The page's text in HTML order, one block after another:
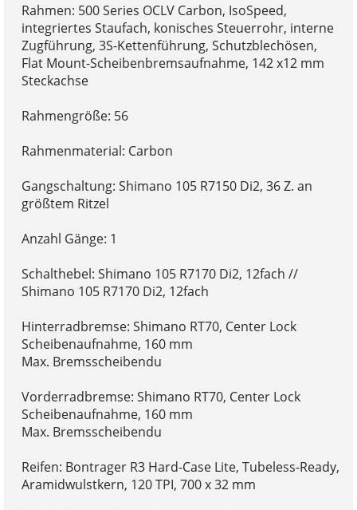
Rahmen: 500 Series OCLV Carbon, IsoSpeed,
integriertes Staufach, konisches Steuerrohr, interne
Zugführung, 3S-Kettenführung, Schutzblechösen,
Flat Mount-Scheibenbremsaufnahme, 142 x12 mm
Steckachse
Rahmengröße: 56
Rahmenmaterial: Carbon
Gangschaltung: Shimano 105 R7150 Di2, 36 Z. an
größtem Ritzel
Anzahl Gänge: 1
Schalthebel: Shimano 105 R7170 Di2, 12fach //
Shimano 105 R7170 Di2, 12fach
Hinterradbremse: Shimano RT70, Center Lock
Scheibenaufnahme, 160 mm
Max. Bremsscheibendu
Vorderradbremse: Shimano RT70, Center Lock
Scheibenaufnahme, 160 mm
Max. Bremsscheibendu
Reifen: Bontrager R3 Hard-Case Lite, Tubeless-Ready,
Aramidwulstkern, 120 TPI, 700 x 32 mm